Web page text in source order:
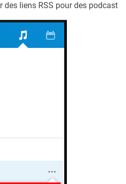
des liens RSS pour des podcast